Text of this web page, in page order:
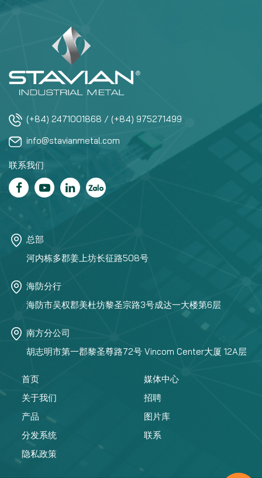
(+84) 2471001868 / (+84) 975271499
info@stavianmetal.com
联系我们
总部
河内栋多郡姜上坊长征路508号
海防分行
海防市吴权郡美杜坊黎圣宗路3号成达一大楼第6层
南方分公司
胡志明市第一郡黎圣尊路72号 Vincom Center大厦 12A层
首页
关于我们
产品
分发系统
隐私政策
媒体中心
招聘
图片库
联系